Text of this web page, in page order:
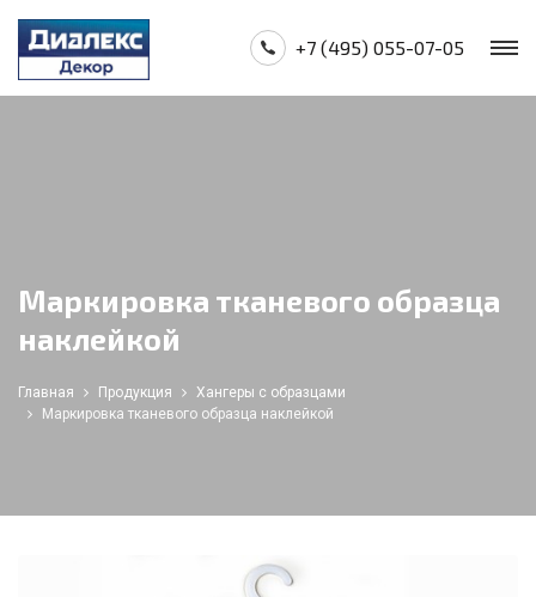
+7 (495) 055-07-05
Маркировка тканевого образца
наклейкой
Главная Продукция
Хангеры с образцами
Маркировка тканевого образца наклейкой